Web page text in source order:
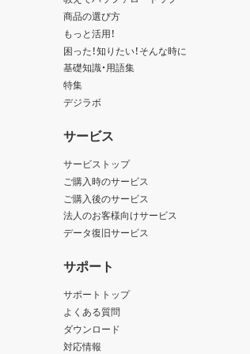
商品の選び方
もっと活用！
困った！知りたい！そんな時に
基礎知識・用語集
特集
デジラボ
サービス
サービストップ
ご購入時のサービス
ご購入後のサービス
法人のお客様向けサービス
データ復旧サービス
サポート
サポートトップ
よくある質問
ダウンロード
対応情報